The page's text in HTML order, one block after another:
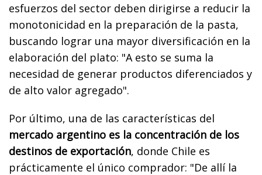
esfuerzos del sector deben dirigirse a reducir la
monotonicidad en la preparación de la pasta,
buscando lograr una mayor diversificación en la
elaboración del plato: "A esto se suma la
necesidad de generar productos diferenciados y
de alto valor agregado".
Por último, una de las características del
mercado argentino es la concentración de los
destinos de exportación, donde Chile es
prácticamente el único comprador: "De allí la